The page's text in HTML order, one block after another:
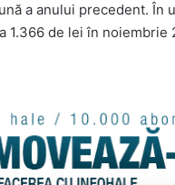
a anului precedent.
1.366 de lei în